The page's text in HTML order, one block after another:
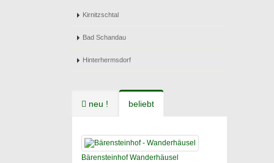
Kirnitzschtal
Bad Schandau
Hinterhermsdorf
neu ! beliebt
Bärensteinhof Wanderhäusel